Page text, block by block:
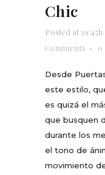
Chic
Posted at 19:45h
Comments
0
Desde
este estilo,
es quizá el
que busquen
durante los
el tono de
movimiento